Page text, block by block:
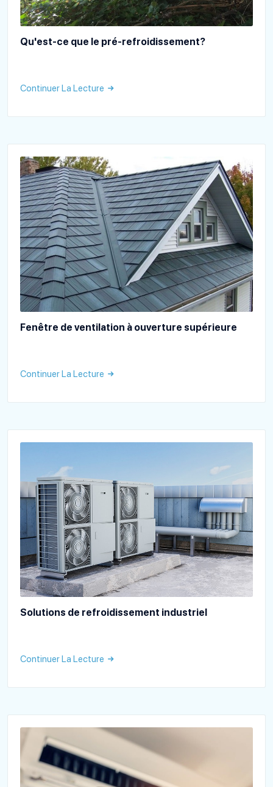
Qu'est-ce que le pré-refroidissement?
Continuer La Lecture
Fenêtre de ventilation à ouverture supérieure
Continuer La Lecture
Solutions de refroidissement industriel
Continuer La Lecture